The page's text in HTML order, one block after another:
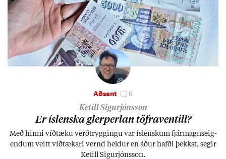
Aðsent 6
Ketill Sigurjónsson
Er ís­lenska glerperl­an töfra­ventill?
Með hinni víð­tæku verð­trygg­ingu var ís­lensk­um fjár­magns­eig­
end­um veitt víð­tæk­ari vernd held­ur en áð­ur hafði þekkst, seg­ir
Ketill Sig­ur­jóns­son.